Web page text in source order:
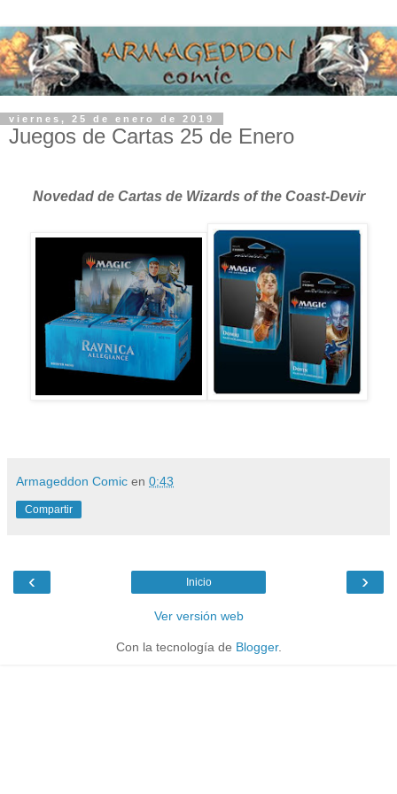
viernes, 25 de enero de 2019
Juegos de Cartas 25 de Enero
Novedad de Cartas de Wizards of the Coast-Devir
Armageddon Comic en 0:43
Compartir
‹ ›
Inicio
Ver versión web
Con la tecnología de Blogger.